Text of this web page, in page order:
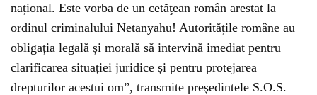
național. Este vorba de un cetăţean român arestat la
ordinul criminalului Netanyahu! Autoritățile române au
obligația legală și morală să intervină imediat pentru
clarificarea situației juridice și pentru protejarea
drepturilor acestui om”, transmite preşedintele S.O.S.